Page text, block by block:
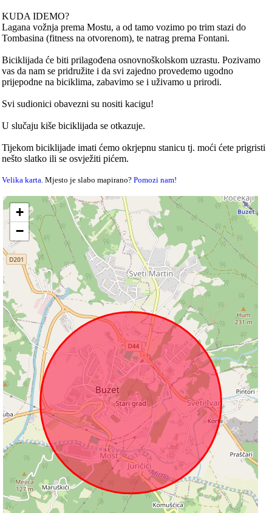
KUDA IDEMO?
Lagana vožnja prema Mostu, a od tamo vozimo po trim stazi do
Tombasina (fitness na otvorenom), te natrag prema Fontani.
Biciklijada će biti prilagođena osnovnoškolskom uzrastu. Pozivamo
vas da nam se pridružite i da svi zajedno provedemo ugodno
prijepodne na biciklima, zabavimo se i uživamo u prirodi.
Svi sudionici obavezni su nositi kacigu!
U slučaju kiše biciklijada se otkazuje.
Tijekom biciklijade imati ćemo okrjepnu stanicu tj. moći ćete prigristi
nešto slatko ili se osvježiti pićem.
Velika karta . Mjesto je slabo mapirano?Pomozi nam!
+
−